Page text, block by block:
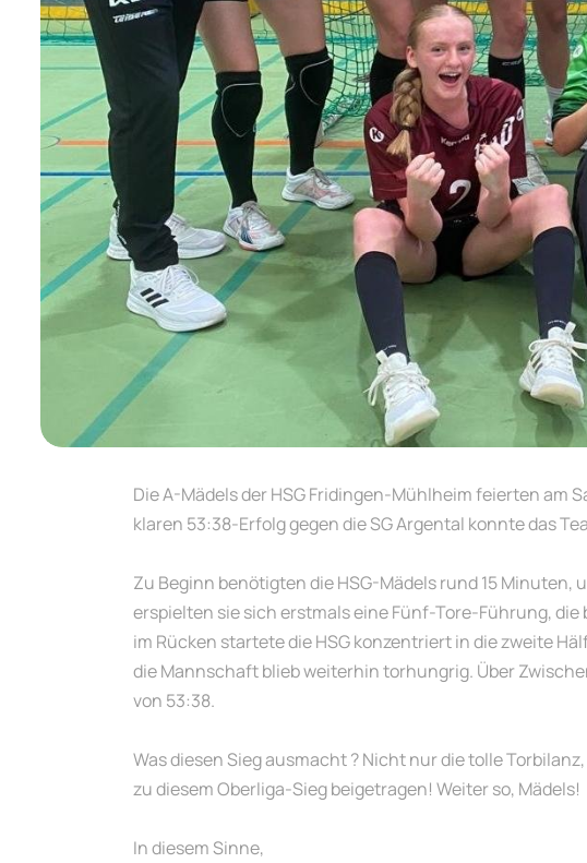
Die A-Mädels der HSG Fridingen-Mühlheim feierten
klaren 53:38-Erfolg gegen die SG Argental konnte das
Zu Beginn benötigten die HSG-Mädels rund 15
erspielten sie sich erstmals eine Fünf-Tore-Führung,
im Rücken startete die HSG konzentriert in die zweite
die Mannschaft blieb weiterhin torhungrig. Über
von 53:38.
Was diesen Sieg ausmacht ? Nicht nur die tolle
zu diesem Oberliga-Sieg beigetragen! Weiter so, Mädels!
In diesem Sinne,